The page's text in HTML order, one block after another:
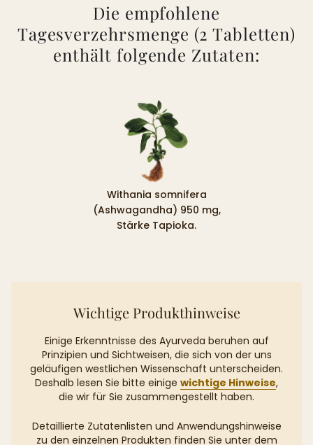
Die empfohlene
Tagesverzehrsmenge (2 Tabletten)
enthält folgende Zutaten:
Withania somnifera
(Ashwagandha) 950 mg,
Stärke Tapioka.
Wichtige Produkthinweise
Einige Erkenntnisse des Ayurveda beruhen auf
Prinzipien und Sichtweisen, die sich von der uns
geläufigen westlichen Wissenschaft unterscheiden.
Deshalb lesen Sie bitte einige wichtige Hinweise,
die wir für Sie zusammengestellt haben.
Detaillierte Zutatenlisten und Anwendungshinweise
zu den einzelnen Produkten finden Sie unter dem